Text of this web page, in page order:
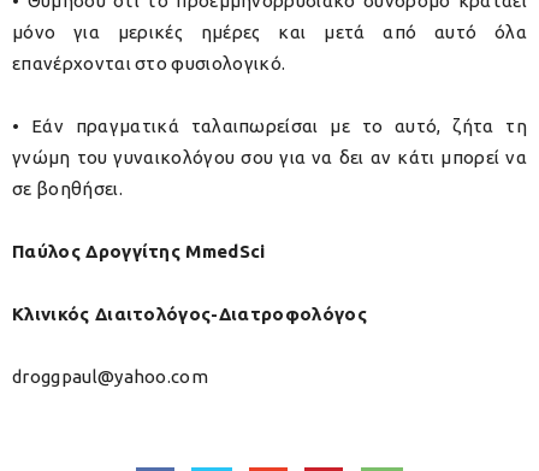
μόνο για μερικές ημέρες και μετά από αυτό όλα
επανέρχονται στο φυσιολογικό.
• Εάν πραγματικά ταλαιπωρείσαι με το αυτό, ζήτα τη
γνώμη του γυναικολόγου σου για να δει αν κάτι μπορεί να
σε βοηθήσει.
Παύλος Δρογγίτης MmedSci
Κλινικός Διαιτολόγος-Διατροφολόγος
droggpaul@yahoo.com